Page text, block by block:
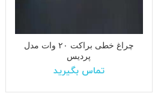
چراغ خطی براکت ۲۰ وات مدل
پردیس
تماس بگیرید